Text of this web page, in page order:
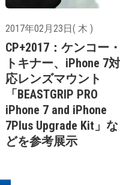
2017年02月23日( 木 )
CP+2017：ケンコー・
トキナー、iPhone 7対
応レンズマウント
「BEASTGRIP PRO
iPhone 7 and iPhone
7Plus Upgrade Kit」な
どを参考展示